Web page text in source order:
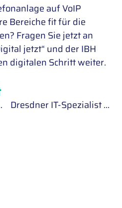
2020 ausgezeichnet Dresdner IT-Spezialist wird neuer Sponsor des DSC 1898
auf VoIP
Bereiche fit für die
Fragen Sie jetzt an
jetzt“ und der IBH
digitalen Schritt weiter.